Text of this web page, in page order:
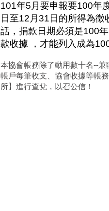
101年5月要申報要100年
日至12月31日的所得為
話，捐款日期必須是100
款收據 ，才能列入成為
本協會帳務除了動用數十名--
帳戶每筆收支、協會收據等帳
所】進行查兌，以召公信！